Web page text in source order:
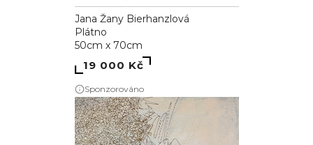
Jana Žany Bierhanzlová
Plátno
50cm x 70cm
19 000 Kč
Sponzorováno